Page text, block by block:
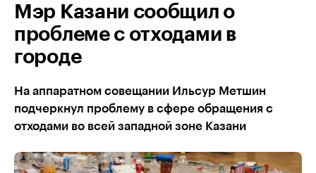
Мэр Казани сообщил о
проблеме с отходами в
городе
На аппаратном совещании Ильсур Метшин
подчеркнул проблему в сфере обращения с
отходами во всей западной зоне Казани